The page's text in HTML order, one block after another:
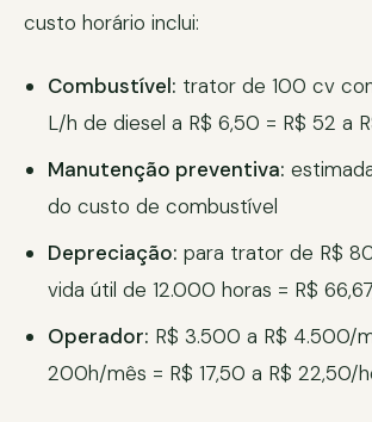
custo horário inclui:
Combustível: trator de 100 cv
L/h de diesel a R$ 6,50 = R$ 52 a
Manutenção preventiva:
do custo de combustível
Depreciação: para trator de R$
vida útil de 12.000 horas = R$
Operador: R$ 3.500 a R$ 4.500/
200h/mês = R$ 17,50 a R$ 22,50/